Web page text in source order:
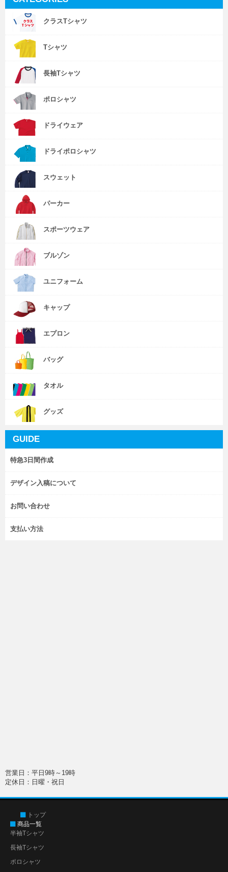
クラスTシャツ
Tシャツ
長袖Tシャツ
ポロシャツ
ドライウェア
ドライポロシャツ
スウェット
パーカー
スポーツウェア
ブルゾン
ユニフォーム
キャップ
エプロン
バッグ
タオル
グッズ
GUIDE
特急3日間作成
デザイン入稿について
お問い合わせ
支払い方法
営業日：平日9時～19時
定休日：日曜・祝日
トップ
商品一覧
半袖Tシャツ
長袖Tシャツ
ポロシャツ